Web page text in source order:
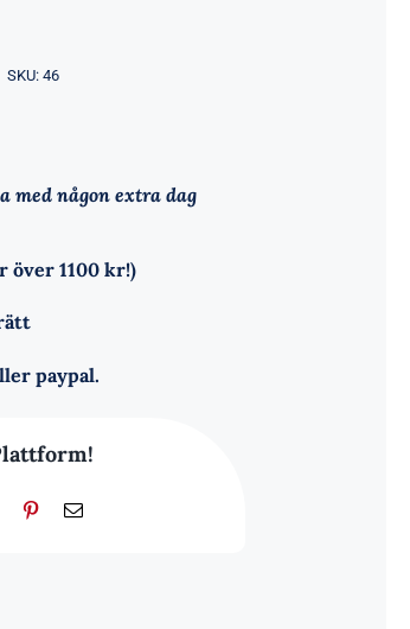
SKU:46
med någon extra dag
över 1100 kr!)
paypal.